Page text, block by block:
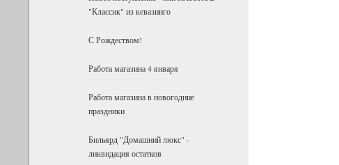
"Классик" из кевазинго
С Рождеством!
Работа магазина 4 января
Работа магазина в новогодние
праздники
Бильярд "Домашний люкс" -
ликвидация остатков